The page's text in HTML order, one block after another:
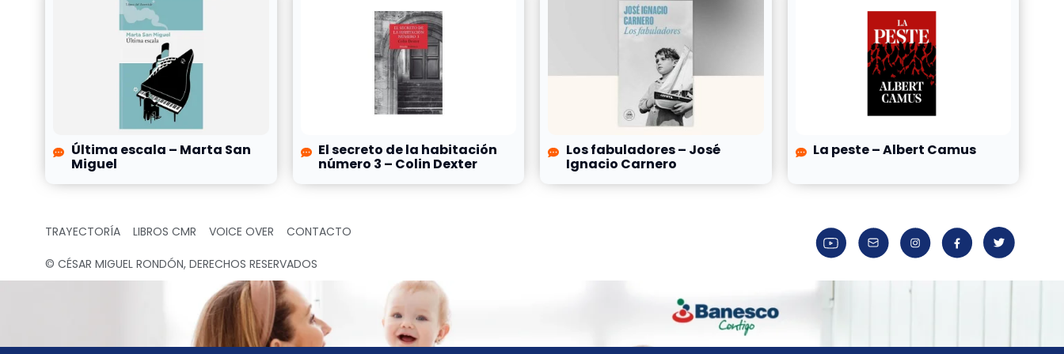
Última escala – Marta San
Miguel
El secreto de la habitación
número 3 – Colin Dexter
Los fabuladores – José
Ignacio Carnero
La peste – Albert Camus
TRAYECTORÍA LIBROS CMR VOICE OVER CONTACTO
© CÉSAR MIGUEL RONDÓN, DERECHOS RESERVADOS